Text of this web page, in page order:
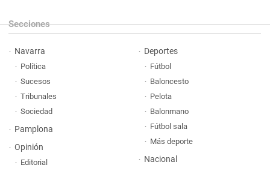
Secciones
Navarra
Política
Sucesos
Tribunales
Sociedad
Pamplona
Opinión
Editorial
Deportes
Fútbol
Baloncesto
Pelota
Balonmano
Fútbol sala
Más deporte
Nacional